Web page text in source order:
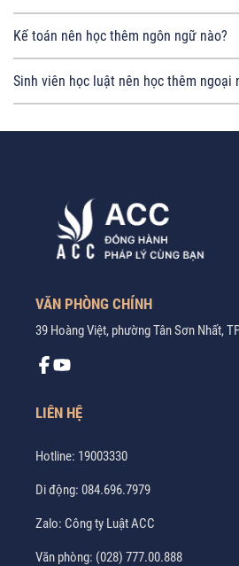
Kế toán nên học thêm ngôn ngữ nào?
Sinh viên học luật nên học thêm ngoại
VĂN PHÒNG CHÍNH
39 Hoàng Việt, phường Tân Sơn Nhất,
LIÊN HỆ
Hotline: 19003330
Di động: 084.696.7979
Zalo: Công ty Luật ACC
Văn phòng: (028) 777.00.888